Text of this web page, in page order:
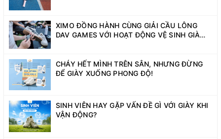
XIMO ĐỒNG HÀNH CÙNG GIẢI CẦU LÔNG
DAV GAMES VỚI HOẠT ĐỘNG VỆ SINH GIÀY
CHÁY HẾT MÌNH TRÊN SÂN, NHƯNG ĐỪNG
ĐỂ GIÀY XUỐNG PHONG ĐỘ!
SINH VIÊN HAY GẶP VẤN ĐỀ GÌ VỚI GIÀY KHI
VẬN ĐỘNG?